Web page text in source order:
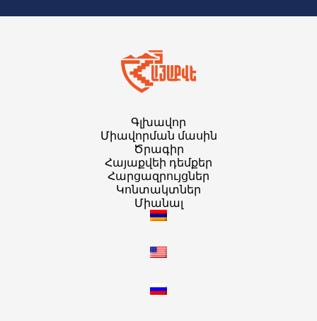
Գլխավոր
Միավորման մասին
Ծրագիր
Հայաքվեի դեմքեր
Հարցազրույցներ
Կոնտակտներ
Միանալ